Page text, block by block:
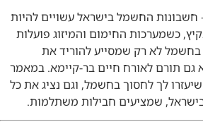
חשבונות החשמל בישראל עשויים להיות
כשמערכות החימום והמיזוג פועלות
בחשמל לא רק שמסייע להוריד את
גם תורם לאורח חיים בר-קיימא. במאמר
לך לחסוך בחשמל, וגם נציג את כל
שמציעים חבילות משתלמות.